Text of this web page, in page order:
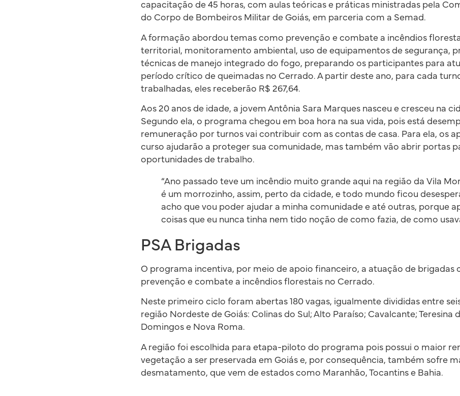
capacitação de 45 horas, com aulas teóricas e práticas ministradas pela
do Corpo de Bombeiros Militar de Goiás, em parceria com a Semad.
A formação abordou temas como prevenção e combate a incêndios
territorial, monitoramento ambiental, uso de equipamentos de segurança,
técnicas de manejo integrado do fogo, preparando os participantes para
período crítico de queimadas no Cerrado. A partir deste ano, para cada
trabalhadas, eles receberão R$ 267,64.
Aos 20 anos de idade, a jovem Antônia Sara Marques nasceu e cresceu na
Segundo ela, o programa chegou em boa hora na sua vida, pois está
remuneração por turnos vai contribuir com as contas de casa. Para ela, os
curso ajudarão a proteger sua comunidade, mas também vão abrir portas
oportunidades de trabalho.
“Ano passado teve um incêndio muito grande aqui na região da Vila
é um morrozinho, assim, perto da cidade, e todo mundo ficou
acho que vou poder ajudar a minha comunidade e até outras, porque
coisas que eu nunca tinha nem tido noção de como fazia, de como
PSA Brigadas
O programa incentiva, por meio de apoio financeiro, a atuação de brigadas
prevenção e combate a incêndios florestais no Cerrado.
Neste primeiro ciclo foram abertas 180 vagas, igualmente divididas entre
região Nordeste de Goiás: Colinas do Sul; Alto Paraíso; Cavalcante; Teresina
Domingos e Nova Roma.
A região foi escolhida para etapa-piloto do programa pois possui o maior
vegetação a ser preservada em Goiás e, por consequência, também sofre
desmatamento, que vem de estados como Maranhão, Tocantins e Bahia.